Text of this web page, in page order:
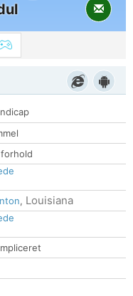
, Louisiana